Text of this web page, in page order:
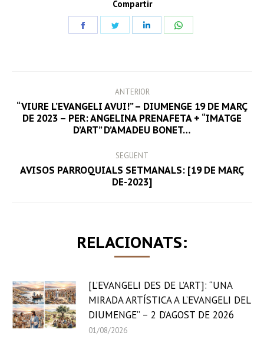
Compartir
NAVIGATION
ANTERIOR
Previous
post:
“VIURE L’EVANGELI AVUI!” – DIUMENGE 19 DE MARÇ
DE 2023 – PER: ANGELINA PRENAFETA + “IMATGE
D’ART” D’AMADEU BONET…
SEGÜENT
Next
post:
AVISOS PARROQUIALS SETMANALS: [19 DE MARÇ
DE-2023]
RELACIONATS:
[L’EVANGELI DES DE L’ART]: “UNA
MIRADA ARTÍSTICA A L’EVANGELI DEL
DIUMENGE” – 2 D’AGOST DE 2026
01/08/2026